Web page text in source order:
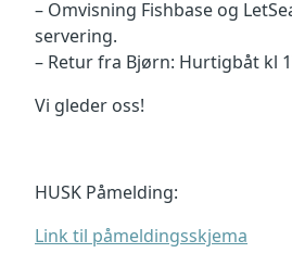
– Omvisning Fishbase og
servering.
– Retur fra Bjørn: Hurtigbåt kl
Vi gleder oss!
HUSK Påmelding:
Link til påmeldingsskjema